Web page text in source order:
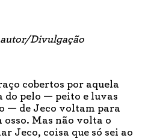
Divulgação
cobertos por aquela
do pelo — peito e luvas
— de Jeco voltam para
Mas não volta o
Jeco, coisa que só sei ao